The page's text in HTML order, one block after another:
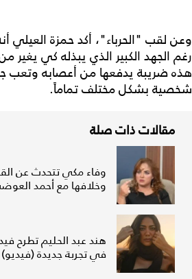
وعن لقب "الحرباء"، أكد حمزة العيلي
رغم الجهد الكبير الذي يبذله كي يغير
هذه ضريبة يدفعها من أعصابه وتعب
شخصية بشكل مختلف تماماً.
مقالات ذات صلة
وفاء مكي تتحدث عن
وخلافها مع أحمد
هند عبد الحليم تطرح
في تجربة جديدة (فيديو)